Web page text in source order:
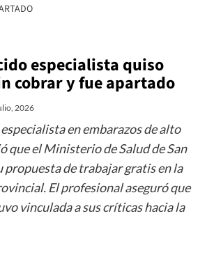
especialista quiso
cobrar y fue apartado
2026
en embarazos de alto
que el Ministerio de Salud de San
propuesta de trabajar gratis en la
El profesional aseguró que
vinculada a sus críticas hacia la